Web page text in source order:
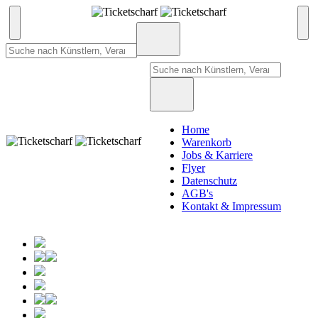
Home
Warenkorb
Jobs & Karriere
Flyer
Datenschutz
AGB's
Kontakt & Impressum